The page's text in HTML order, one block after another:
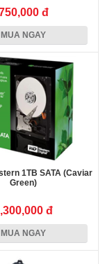
đ
MUA NGAY
1TB SATA (Caviar
Green)
đ
MUA NGAY